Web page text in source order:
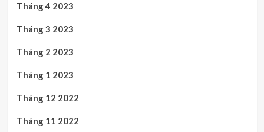
Tháng 4 2023
Tháng 3 2023
Tháng 2 2023
Tháng 1 2023
Tháng 12 2022
Tháng 11 2022